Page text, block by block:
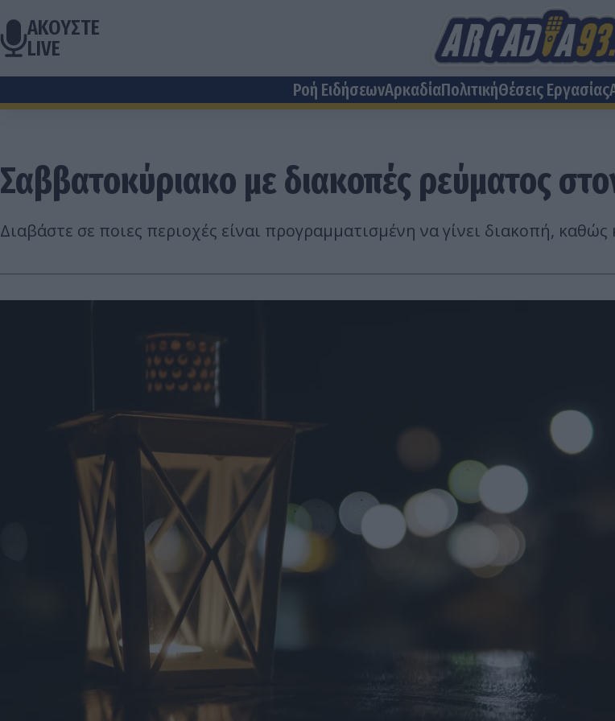
ΑΚΟΥΣΤΕ
LIVE
Ροή ΕιδήσεωνΑρκαδίαΠολιτικήΘέσεις Eργασίας
Σαββατοκύριακο με διακοπές ρεύματος
Διαβάστε σε ποιες περιοχές είναι προγραμματισμένη να γίνει διακοπή, καθώς